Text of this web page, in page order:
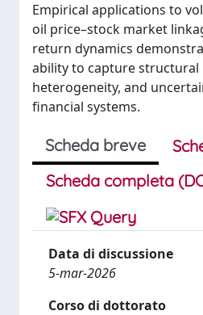
Empirical applications to
oil price–stock market
return dynamics
ability to capture structural
heterogeneity, and
financial systems.
Scheda breve
Scheda completa
Data di discussione
5-mar-2026
Corso di dottorato